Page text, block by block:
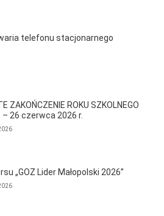
telefonu stacjonarnego
ZAKOŃCZENIE ROKU SZKOLNEGO
26 czerwca 2026 r.
„GOZ Lider Małopolski 2026”